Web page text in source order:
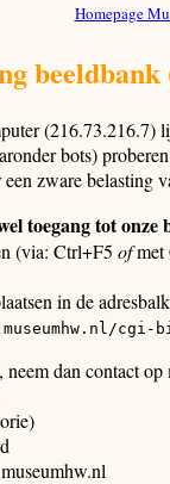
Homepage
(216.73.216.7)
bots)
zware belasting
toegang tot onze
(via: Ctrl+F5 ofmet
in de
dan contact
museumhw.nl